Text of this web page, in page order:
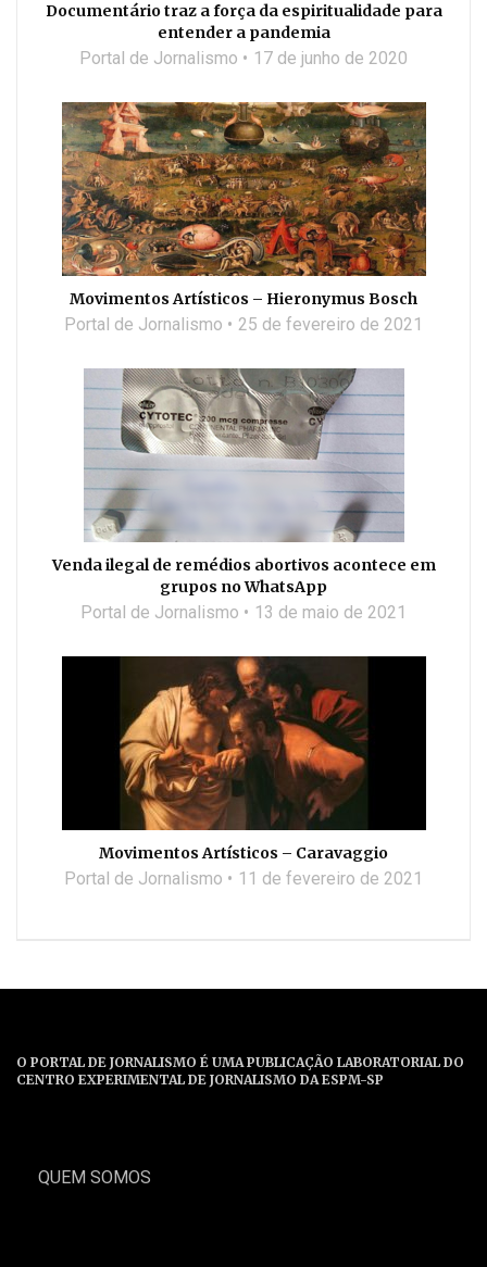
Documentário traz a força da espiritualidade para
entender a pandemia
Portal de Jornalismo 17 de junho de 2020
Movimentos Artísticos – Hieronymus Bosch
Portal de Jornalismo 25 de fevereiro de 2021
Venda ilegal de remédios abortivos acontece em
grupos no WhatsApp
Portal de Jornalismo 13 de maio de 2021
Movimentos Artísticos – Caravaggio
Portal de Jornalismo 11 de fevereiro de 2021
O PORTAL DE JORNALISMO É UMA PUBLICAÇÃO LABORATORIAL DO
CENTRO EXPERIMENTAL DE JORNALISMO DA ESPM-SP
QUEM SOMOS